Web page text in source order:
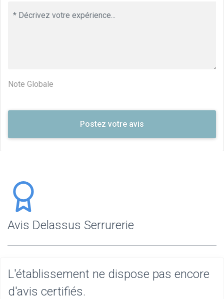
Note Globale
Avis Delassus Serrurerie
L'établissement ne dispose pas encore
d'avis certifiés.